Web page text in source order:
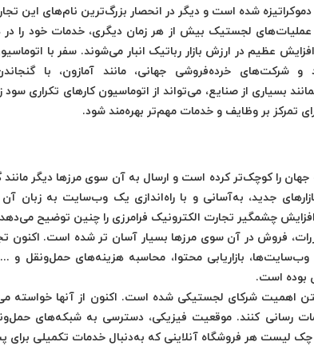
شده است و دیگر در انحصار بزرگ‌ترین نام‌های این
لجستیک بیش از هر زمان دیگری، خدمات خود را در
عظیم در ارزش بازار رباتیک انبار می‌شوند. سفر با
خرده‌فروشی جهانی، مانند آمازون، با
بسیاری از صنایع، می‌تواند از اتوماسیون کارهای تکراری سود
تمرکز بر وظایف و خدمات مهم‌تر بهره‌مند شود.
جهان را کوچک‌تر کرده است و ارسال به آن سوی مرزها دیگر
جدید، به‌آسانی و با راه‌اندازی یک وب‌سایت به زبان
فروش در آن سوی مرزها بسیار آسان تر شده است. اکنون
بازاریابی محتوا، محاسبه هزینه‌های حمل‌و‌نقل و
بوده است.
اهمیت شرکای لجستیکی شده است. اکنون از آنها
رسانی کنند. موقعیت فیزیکی، دسترسی به شبکه‌های
لیست هر فروشگاه آنلاینی که به‌دنبال خدمات تکمیلی برای